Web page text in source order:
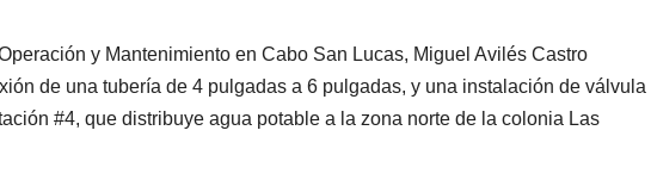
y Mantenimiento en Cabo San Lucas, Miguel Avilés Castro
de una tubería de 4 pulgadas a 6 pulgadas, y una instalación de válvula
#4, que distribuye agua potable a la zona norte de la colonia Las